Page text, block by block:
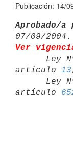
Publicación: 14/
Aprobado/a
Ver
artículo 13
artículo